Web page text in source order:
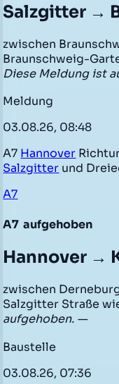
Salzgitter →
zwischen
Braunschweig-
Diese Meldung ist
Meldung
03.08.26, 08:48
A7 Hannover
Salzgitter und
A7
A7 aufgehoben
Hannover →
zwischen
Salzgitter Straße
aufgehoben. —
Baustelle
03.08.26, 07:36